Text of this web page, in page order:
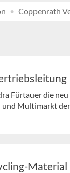
Coppenrath
Fürtauer die
Multimarkt der
Material